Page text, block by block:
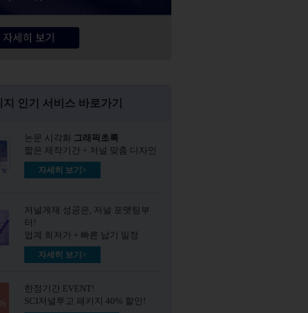
지 인기 서비스 바로가기
논문 시각화 그래픽초록​
짧은 제작기간 + 저널 맞춤 디자인
자세히 보기>
저널게재 성공은, 저널 포맷팅부
터!
업계 최저가 + 빠른 납기 일정
자세히 보기>
한정기간 EVENT!
SCI저널투고 패키지 40% 할인!